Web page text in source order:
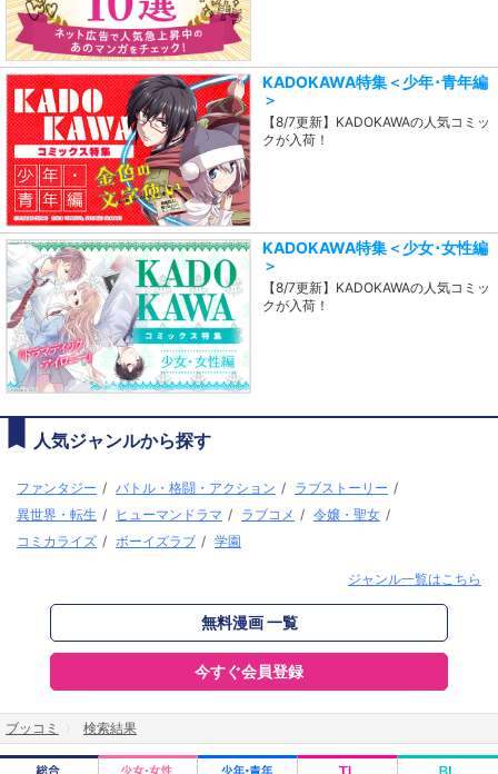
KADOKAWA特集＜少年･青年編
＞
【8/7更新】KADOKAWAの人気コミッ
クが入荷！
KADOKAWA特集＜少女･女性編
＞
【8/7更新】KADOKAWAの人気コミッ
クが入荷！
人気ジャンルから探す
ファンタジー / バトル・格闘・アクション / ラブストーリー /
異世界・転生 / ヒューマンドラマ / ラブコメ / 令嬢・聖女 /
コミカライズ / ボーイズラブ / 学園
ジャンル一覧はこちら
無料漫画 一覧
今すぐ会員登録
ブッコミ 検索結果